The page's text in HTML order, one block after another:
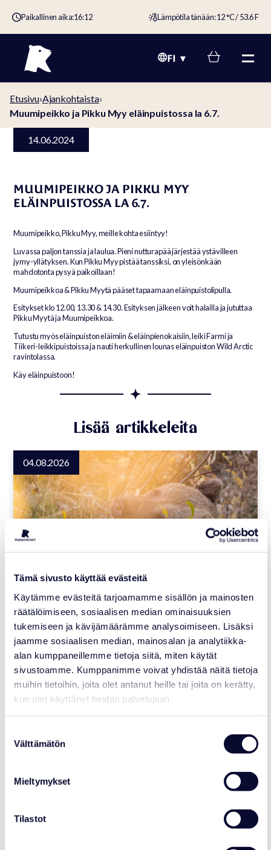
Tämä sivusto käyttää evästeitä
Käytämme evästeitä tarjoamamme sisällön ja mainosten
räätälöimiseen, sosiaalisen median ominaisuuksien
tukemiseen ja kävijämäärämme analysoimiseen. Lisäksi
jaamme sosiaalisen median, mainosalan ja analytiikka-
alan kumppaneillemme tietoja siitä, miten käytät
sivustoamme. Kumppanimme voivat yhdistää näitä tietoja
muihin tietoihin, joita olet antanut heille tai joita on kerätty,
kun olet käyttänyt heidän palvelujaan.
valinta
Välttämätön
Mieltymykset
Tilastot
Paikallinen aika:16:12 Lämpötila tänään: 12 °C / 53.6 F
FI
Etusivu›Ajankohtaista›
Muumipeikko ja Pikku Myy eläinpuistossa la 6.7.
14.06.2024
MUUMIPEIKKO JA PIKKU MYY
ELÄINPUISTOSSA LA 6.7.
Muumipeikko, Pikku Myy, meille kohta esiintyy!
Luvassa paljon tanssia ja laulua. Pieni nutturapää järjestää ystävilleen
jymy-yllätyksen. Kun Pikku Myy pistää tanssiksi, on yleisönkään
mahdotonta pysyä paikoillaan!
Muumipeikkoa & Pikku Myytä pääset tapaamaan eläinpuistolipulla.
Esitykset klo 12.00, 13.30 & 14.30. Esityksen jälkeen voit halailla ja jututtaa
Pikku Myytä ja Muumipeikkoa.
Tutustu myös eläinpuiston eläimiin & eläinpienokaisiin, leiki Farmi ja
Tiikeri-leikkipuistoissa ja nauti herkullinen lounas eläinpuiston Wild Arctic
ravintolassa.
Käy eläinpuistoon!
Lisää artikkeleita
04.08.2026
AJANKOHTAISTA
Varaa Syksyn eläimellinen kokous 15.9.
mennessä
17.07.2026